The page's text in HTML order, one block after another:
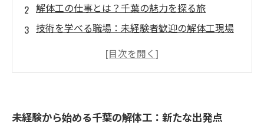
解体工の仕事とは？千葉の魅力を探る旅
技術を学べる職場：未経験者歓迎の解体工現場
高収入を目指せる！努力次第でキャリアアップ
未経験から始める千葉の解体工：新たな出発点